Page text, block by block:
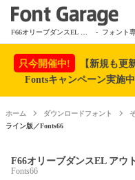
- フォント
只今開催中!
【新規も更
Fontsキャンペーン実施
ホーム ダウンロードフォント
ライン版／Fonts66
F66オリーブダンスEL アウ
Fonts66